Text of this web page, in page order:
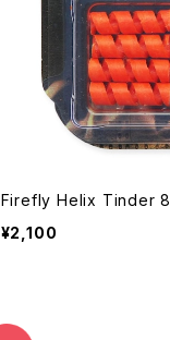
Firefly Helix Tinder 8個
¥2,100